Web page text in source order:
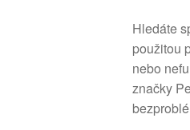
Hledáte
použitou
nebo
značky